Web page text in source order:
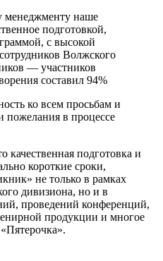
менеджменту наше
подготовкой,
с высокой
Волжского
— участников
составил 94%
ко всем просьбам и
пожелания в процессе
качественная подготовка и
короткие сроки,
не только в рамках
дивизиона, но и в
проведений конференций,
продукции и многое